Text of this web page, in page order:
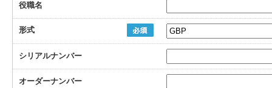
役職名
形式
シリアルナンバー
オーダーナンバー